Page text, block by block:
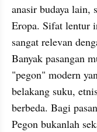
anasir budaya lain,
Eropa. Sifat lentur
sangat relevan
Banyak pasangan
"pegon" modern
belakang suku,
berbeda. Bagi
Pegon bukanlah